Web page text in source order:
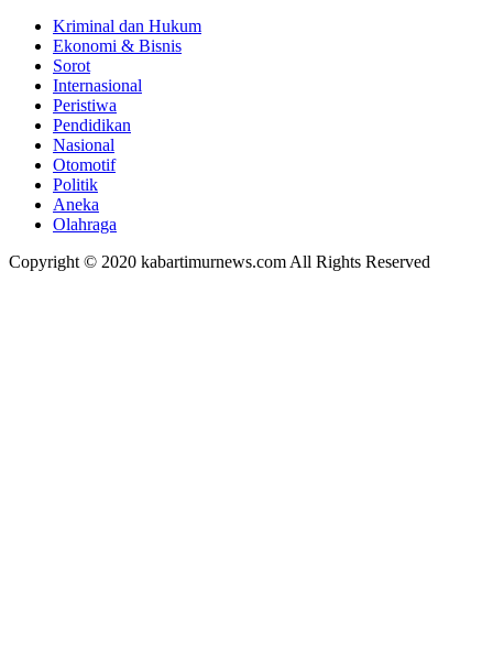
Kriminal dan Hukum
Ekonomi & Bisnis
Sorot
Internasional
Peristiwa
Pendidikan
Nasional
Otomotif
Politik
Aneka
Olahraga
Copyright © 2020 kabartimurnews.com All Rights Reserved